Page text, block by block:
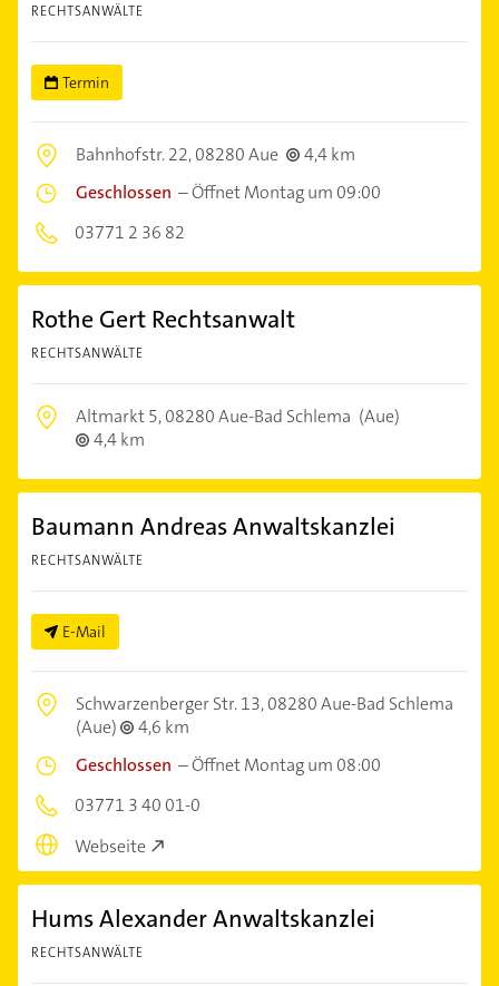
RECHTSANWÄLTE
Termin
Bahnhofstr. 22,08280 Aue
4,4 km
Geschlossen –Öffnet Montag um 09:00
03771 2 36 82
Rothe Gert Rechtsanwalt
RECHTSANWÄLTE
Altmarkt 5,08280 Aue-Bad Schlema (Aue)
4,4 km
Baumann Andreas Anwaltskanzlei
RECHTSANWÄLTE
E-Mail
Schwarzenberger Str. 13,08280 Aue-Bad Schlema
(Aue)
4,6 km
Geschlossen –Öffnet Montag um 08:00
03771 3 40 01-0
Webseite
Hums Alexander Anwaltskanzlei
RECHTSANWÄLTE